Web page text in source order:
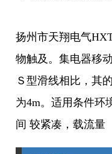
扬州市天翔电气
物触及。集电器移
Ｓ型滑线相比，其
为4m。适用条件环
间 较紧凑，载流量